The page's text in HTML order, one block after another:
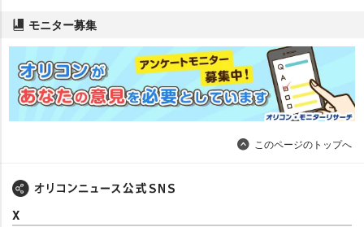
モニター募集
このページのトップへ
X